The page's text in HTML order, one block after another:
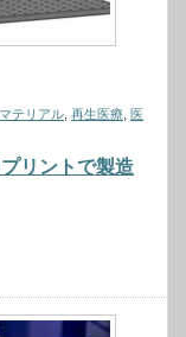
テリアル 再生医療 医
リントで製造